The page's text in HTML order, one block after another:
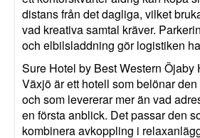
distans från det dagliga, vilket
vad kreativa samtal kräver.
och elbilsladdning gör logistiken
Sure Hotel by Best Western Öjaby
Växjö är ett hotell som belönar
och som levererar mer än vad
en första anblick. Det passar den
kombinera avkoppling i